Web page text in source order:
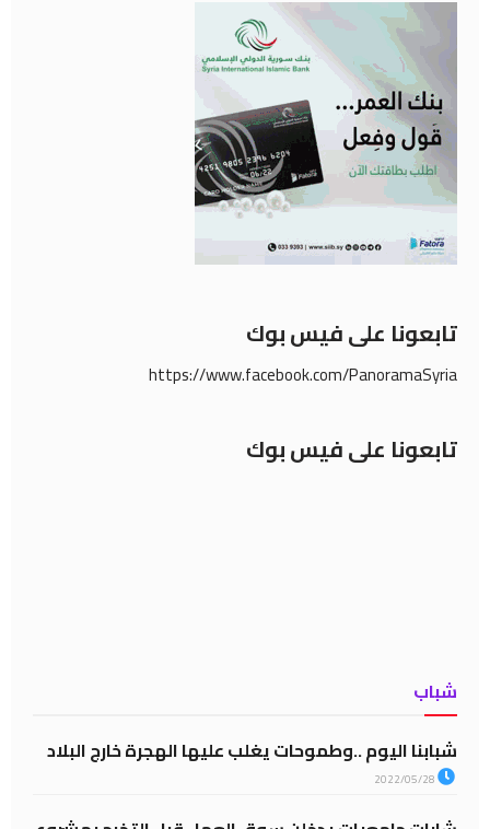
تابعونا على فيس بوك
https://www.facebook.com/PanoramaSyria
تابعونا على فيس بوك
شباب
شبابنا اليوم ..وطموحات يغلب عليها الهجرة خارج البلاد